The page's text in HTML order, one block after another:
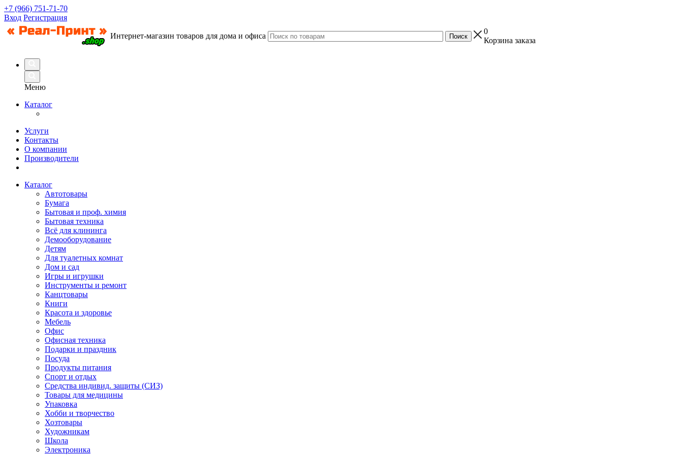
+7 (966) 751-71-70
Вход Регистрация
Интернет-магазин товаров для дома и офиса
0
Корзина заказа
Меню
Каталог
Услуги
Контакты
О компании
Производители
Каталог
Автотовары
Бумага
Бытовая и проф. химия
Бытовая техника
Всё для клининга
Демооборудование
Детям
Для туалетных комнат
Дом и сад
Игры и игрушки
Инструменты и ремонт
Канцтовары
Книги
Красота и здоровье
Мебель
Офис
Офисная техника
Подарки и праздник
Посуда
Продукты питания
Спорт и отдых
Средства индивид. защиты (СИЗ)
Товары для медицины
Упаковка
Хобби и творчество
Хозтовары
Художникам
Школа
Электроника